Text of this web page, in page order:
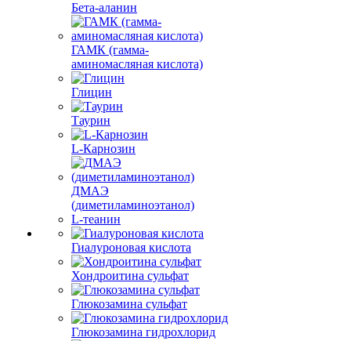
Бета-аланин
ГАМК (гамма-
аминомасляная кислота)
Глицин
Таурин
L-Карнозин
ДМАЭ
(диметиламиноэтанол)
L-теанин
Гиалуроновая кислота
Хондроитина сульфат
Глюкозамина сульфат
Глюкозамина гидрохлорид